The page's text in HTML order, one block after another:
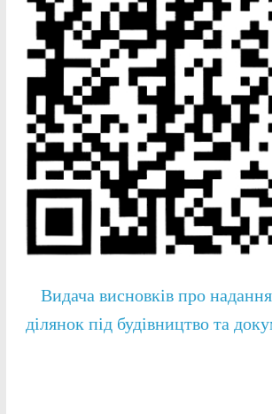
Видача висновків про
ділянок під будівництво та